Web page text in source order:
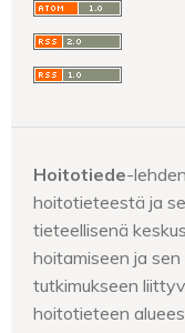
Hoitotiede-
hoitotieteestä ja
tieteellisenä
hoitamiseen ja sen
tutkimukseen
hoitotieteen